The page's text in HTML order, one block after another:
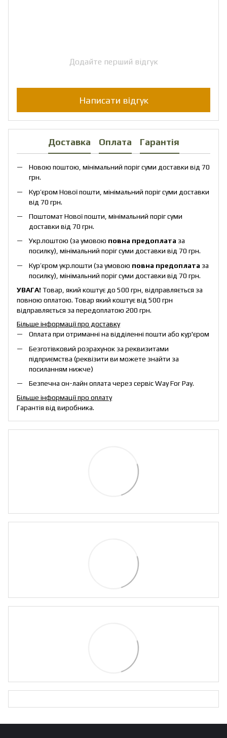
Додайте перший відгук
Написати відгук
Доставка Оплата Гарантія
Новою поштою, мінімальний поріг суми доставки від 70
грн.
Кур’єром Нової пошти, мінімальний поріг суми доставки
від 70 грн.
Поштомат Нової пошти, мінімальний поріг суми
доставки від 70 грн.
Укр.поштою (за умовою повна предоплата за
посилку), мінімальний поріг суми доставки від 70 грн.
Кур’єром укр.пошти (за умовою повна предоплата за
посилку), мінімальний поріг суми доставки від 70 грн.
УВАГА!Товар, який коштує до 500 грн, відправляється за
повною оплатою. Товар який коштує від 500 грн
відправляється за передоплатою 200 грн.
Більше інформації про доставку
Оплата при отриманні на відділенні пошти або кур'єром
Безготівковий розрахунок за реквизитами
підприємства (реквізити ви можете знайти за
посиланням нижче)
Безпечна он-лайн оплата через сервіс Way For Pay.
Більше інформації про оплату
Гарантія від виробника.